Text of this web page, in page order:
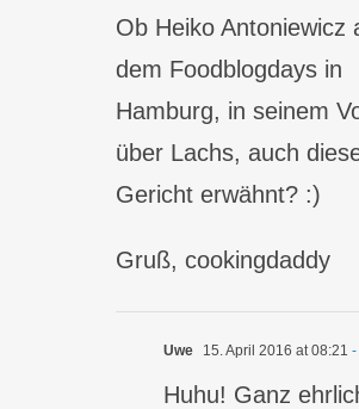
Ob Heiko Antoniewicz
dem Foodblogdays in
Hamburg, in seinem
über Lachs, auch
Gericht erwähnt? :)
Gruß, cookingdaddy
Uwe 15. April 2016 at 08:21
Huhu! Ganz